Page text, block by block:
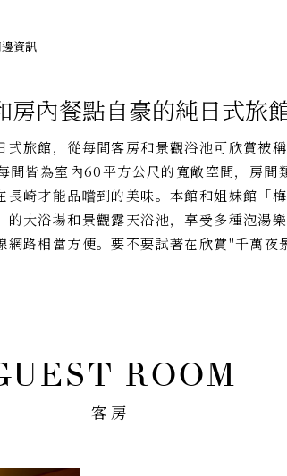
資訊
房內餐點自豪的純日式旅
式旅館，從每間客房和景觀浴池可欣賞被
間皆為室內60平方公尺的寬敞空間，房間
長崎才能品嚐到的美味。本館和姐妹館「
大浴場和景觀露天浴池，享受多種泡湯樂
網路相當方便。要不要試著在欣賞"千萬夜
客房